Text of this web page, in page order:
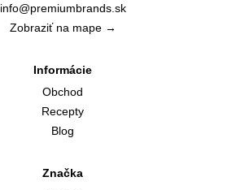
info@premiumbrands.sk
Zobraziť na mape →
Informácie
Obchod
Recepty
Blog
Značka